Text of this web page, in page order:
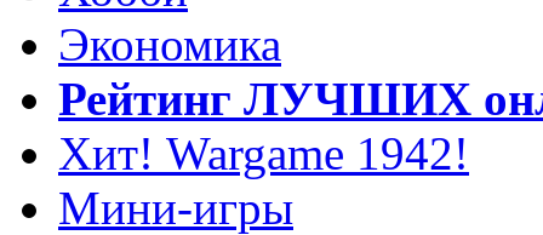
Экономика
Рейтинг ЛУЧШИХ
Хит! Wargame 1942!
Мини-игры